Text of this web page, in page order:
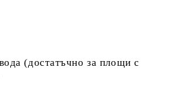
(достатъчно за площи с